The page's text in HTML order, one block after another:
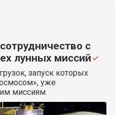
с
лунных миссий
запуск которых
уже
миссиям.